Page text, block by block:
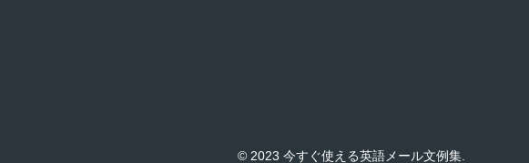
© 2023 今すぐ使える英語メール文例集.